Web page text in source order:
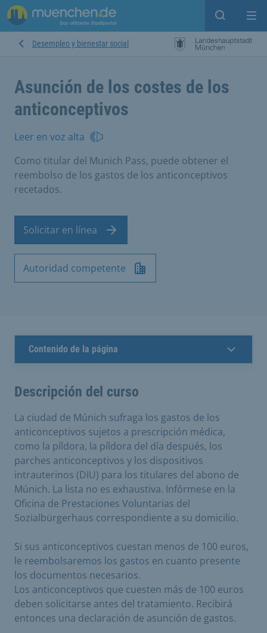
Open
Desempleo y bienestar social
Asunción de los costes de los
anticonceptivos
Leer en voz alta
Como titular del Munich Pass, puede obtener el
reembolso de los gastos de los anticonceptivos
recetados.
Solicitar en línea
Autoridad competente
Contenido de la página
Descripción del curso
La ciudad de Múnich sufraga los gastos de los
anticonceptivos sujetos a prescripción médica,
como la píldora, la píldora del día después, los
parches anticonceptivos y los dispositivos
intrauterinos (DIU) para los titulares del abono de
Múnich. La lista no es exhaustiva. Infórmese en la
Oficina de Prestaciones Voluntarias del
Sozialbürgerhaus correspondiente a su domicilio.
Si sus anticonceptivos cuestan menos de 100 euros,
le reembolsaremos los gastos en cuanto presente
los documentos necesarios.
Los anticonceptivos que cuesten más de 100 euros
deben solicitarse antes del tratamiento. Recibirá
entonces una declaración de asunción de gastos.